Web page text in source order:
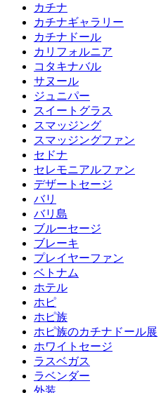
カチナ
カチナギャラリー
カチナドール
カリフォルニア
コタキナバル
サヌール
ジュニパー
スイートグラス
スマッジング
スマッジングファン
セドナ
セレモニアルファン
デザートセージ
バリ
バリ島
ブルーセージ
ブレーキ
プレイヤーファン
ベトナム
ホテル
ホピ
ホピ族
ホピ族のカチナドール展
ホワイトセージ
ラスベガス
ラベンダー